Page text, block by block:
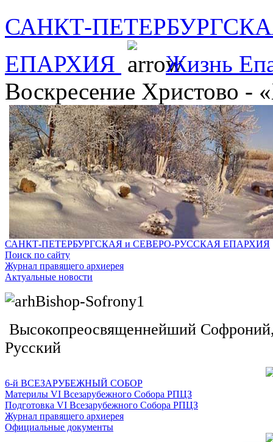
САНКТ-
ЕПАРХИЯ
Жизнь
Воскресение Христово -
САНКТ-ПЕТЕРБУРГСКАЯ и СЕВЕРО-РУССКАЯ ЕПАРХИЯ
Поиск по сайту
Журнал правящего архиерея
Актуальные новости
Высокопреосвященнейший
Русский
6-й ВСЕЗАРУБЕЖНЫЙ СОБОР
Материлы VI Всезарубежного Собора РПЦЗ
Подготовка VI Всезарубежного Собора РПЦЗ
Журнал правящего архиерея
Официальные документы